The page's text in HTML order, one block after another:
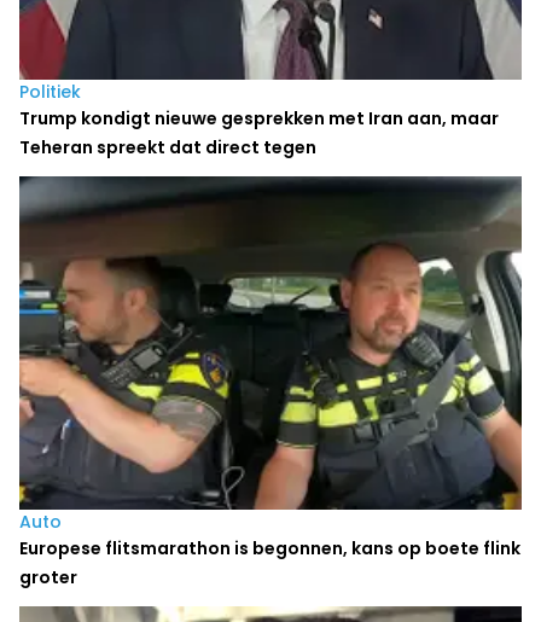
Politiek
Trump kondigt nieuwe gesprekken met Iran aan, maar
Teheran spreekt dat direct tegen
Auto
Europese flitsmarathon is begonnen, kans op boete flink
groter